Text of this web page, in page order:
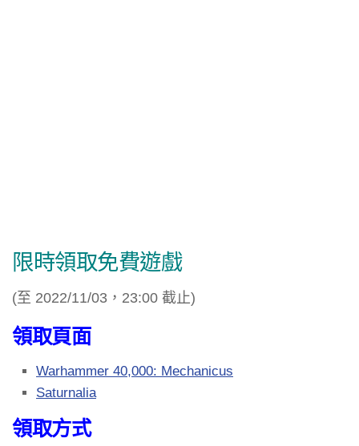
限時領取免費遊戲
(至 2022/11/03，23:00 截止)
領取頁面
Warhammer 40,000: Mechanicus
Saturnalia
領取方式